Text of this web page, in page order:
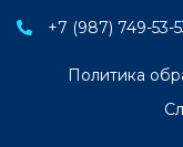
+7 (987) 749-53-
Политика